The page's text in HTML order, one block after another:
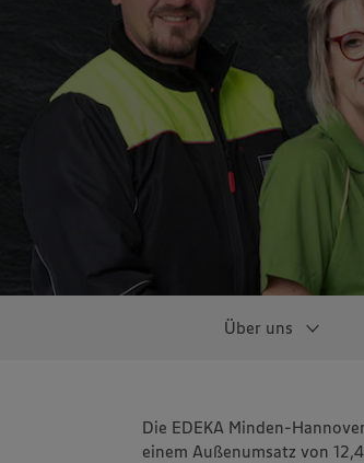
Über uns
Investor Relations
Nachhaltigkeit
Eng mit der Heimat
verbunden
Expansion
Wir als Arbeitgeber
Aktuelle
Pressemitteilungen
Die EDEKA Minden-
einem Außenumsatz von